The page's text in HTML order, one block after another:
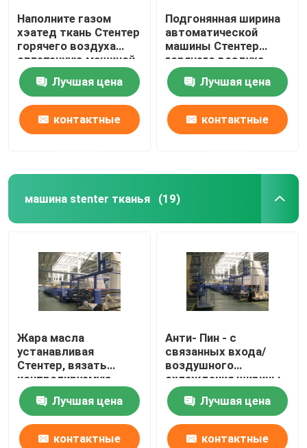
Наполните газом
хэатед ткань Стентер
горячего воздуха
сплетенную машиной
заканчивая
совмещенные Пин
Стентер/зажим
Лучшая цена
контактные
Подгонянная ширина
автоматической
машины Стентер
горячего воздуха
вертикальная цепная
узкая Лучшая цена
контактные
машина stenter тканья (19)
Жара масла
устанавливая
Стентер, вязать
контролируемую
влагу петли ткани
доводочных станков
Лучшая цена
контактные
Анти- Пин - с
связанных входа/
воздушного
охлаждения ширины
машины установки
жары ткани
открытых
Лучшая цена
контактные